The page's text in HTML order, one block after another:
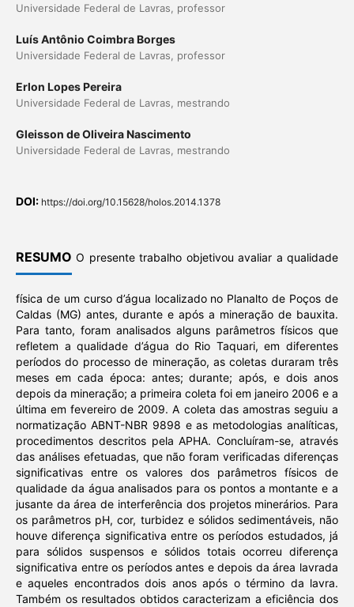
Universidade Federal de Lavras, professor
Luís Antônio Coimbra Borges
Universidade Federal de Lavras, professor
Erlon Lopes Pereira
Universidade Federal de Lavras, mestrando
Gleisson de Oliveira Nascimento
Universidade Federal de Lavras, mestrando
DOI: https://doi.org/10.15628/holos.2014.1378
RESUMO O presente trabalho objetivou avaliar a qualidade
física de um curso d’água localizado no Planalto de Poços de
Caldas (MG) antes, durante e após a mineração de bauxita.
Para tanto, foram analisados alguns parâmetros físicos que
refletem a qualidade d’água do Rio Taquari, em diferentes
períodos do processo de mineração, as coletas duraram três
meses em cada época: antes; durante; após, e dois anos
depois da mineração; a primeira coleta foi em janeiro 2006 e a
última em fevereiro de 2009. A coleta das amostras seguiu a
normatização ABNT-NBR 9898 e as metodologias analíticas,
procedimentos descritos pela APHA. Concluíram-se, através
das análises efetuadas, que não foram verificadas diferenças
significativas entre os valores dos parâmetros físicos de
qualidade da água analisados para os pontos a montante e a
jusante da área de interferência dos projetos minerários. Para
os parâmetros pH, cor, turbidez e sólidos sedimentáveis, não
houve diferença significativa entre os períodos estudados, já
para sólidos suspensos e sólidos totais ocorreu diferença
significativa entre os períodos antes e depois da área lavrada
e aqueles encontrados dois anos após o término da lavra.
Também os resultados obtidos caracterizam a eficiência dos